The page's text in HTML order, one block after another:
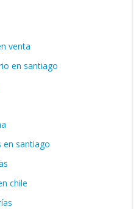
venta
en santiago
en santiago
chile